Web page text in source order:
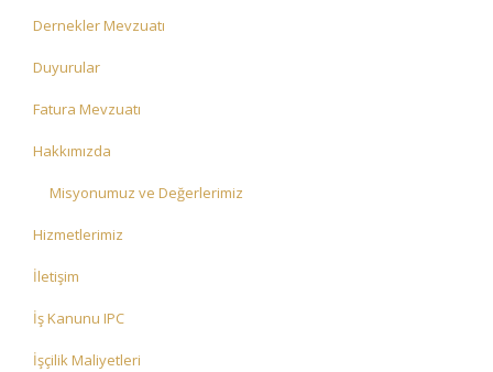
Dernekler Mevzuatı
Duyurular
Fatura Mevzuatı
Hakkımızda
Misyonumuz ve Değerlerimiz
Hizmetlerimiz
İletişim
İş Kanunu IPC
İşçilik Maliyetleri